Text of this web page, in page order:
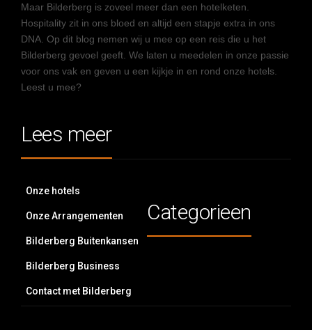
Maar Bilderberg is zoveel meer dan een hotelketen.
Hospitality zit in ons bloed en altijd een stapje extra in ons
DNA. Op dit blog nemen wij u mee op een reis die u het
Bilderberg gevoel geeft. We laten u meedelen in onze passie
voor ons vak en geven u een kijkje in en rond onze hotels.
Leest u mee?
Lees meer
Onze hotels
Onze Arrangementen
Bilderberg Buitenkansen
Bilderberg Business
Contact met Bilderberg
Categorieen